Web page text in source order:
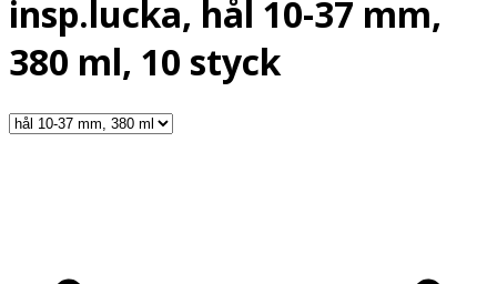
insp.lucka, hål 10-37 mm,
380 ml, 10 styck